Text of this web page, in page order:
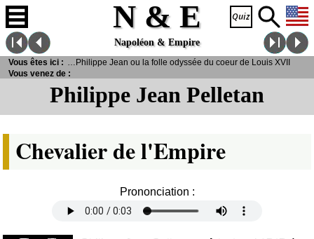
N & E
Napoléon & Empire
Philippe Jean Pelletan
Chevalier de l'Empire
Prononciation :
Vous êtes ici :
> Pelletan, Philippe Jean ou la folle odyssée du coeur de Louis XVII
Vous venez de :